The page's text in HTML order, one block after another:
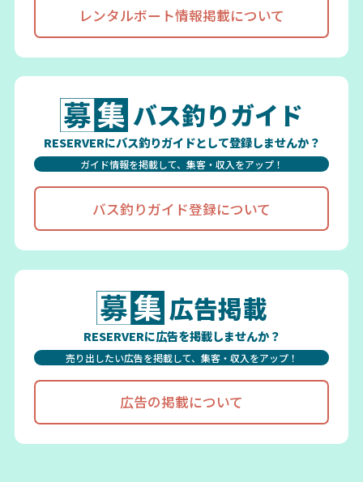
レンタルボート情報掲載について
バス釣りガイド
RESERVERにバス釣りガイドとして登録しませんか？
ガイド情報を掲載して、集客・収入をアップ！
バス釣りガイド登録について
広告掲載
RESERVERに広告を掲載しませんか？
売り出したい広告を掲載して、集客・収入をアップ！
広告の掲載について